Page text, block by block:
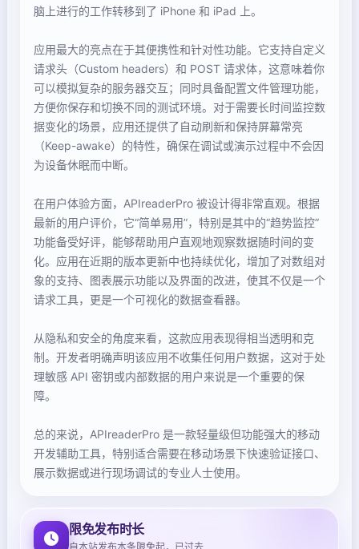
脑上进行的工作转移到了 iPhone 和 iPad 上。
应用最大的亮点在于其便携性和针对性功能。它支持自定义
请求头（Custom headers）和 POST 请求体，这意味着你
可以模拟复杂的服务器交互；同时具备配置文件管理功能，
方便你保存和切换不同的测试环境。对于需要长时间监控数
据变化的场景，应用还提供了自动刷新和保持屏幕常亮
（Keep-awake）的特性，确保在调试或演示过程中不会因
为设备休眠而中断。
在用户体验方面，APIreaderPro 被设计得非常直观。根据
最新的用户评价，它“简单易用”，特别是其中的“趋势监控”
功能备受好评，能够帮助用户直观地观察数据随时间的变
化。应用在近期的版本更新中也持续优化，增加了对数组对
象的支持、图表展示功能以及界面的改进，使其不仅是一个
请求工具，更是一个可视化的数据查看器。
从隐私和安全的角度来看，这款应用表现得相当透明和克
制。开发者明确声明该应用不收集任何用户数据，这对于处
理敏感 API 密钥或内部数据的用户来说是一个重要的保
障。
总的来说，APIreaderPro 是一款轻量级但功能强大的移动
开发辅助工具，特别适合需要在移动场景下快速验证接口、
展示数据或进行现场调试的专业人士使用。
限免发布时长